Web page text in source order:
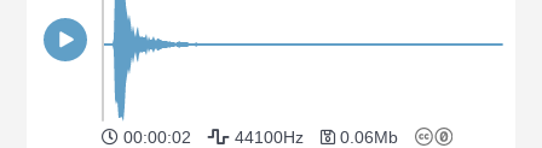
00:00:02 44100Hz 0.06Mb